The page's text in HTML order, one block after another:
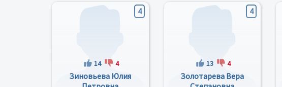
4
14 4
Зиновьева Юлия
4
13 4
Золотарева Вера